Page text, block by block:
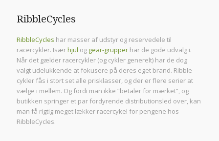
RibbleCycles
RibbleCycles har masser af udstyr og reservedele til
racercykler. Isærhjul og gear-grupperhar de gode udvalg i.
Når det gælder racercykler (og cykler generelt) har de dog
valgt udelukkende at fokusere på deres eget brand. Ribble-
cykler fås i stort set alle prisklasser, og der er flere serier at
vælge i mellem. Og fordi man ikke “betaler for mærket”, og
butikken springer et par fordyrende distributionsled over, kan
man få rigtig meget lækker racercykel for pengene hos
RibbleCycles.